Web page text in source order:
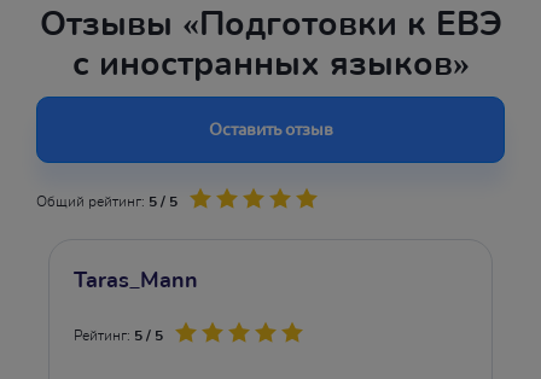
Отзывы «Подготовки к ЕВЭ
с иностранных языков»
Оставить отзыв
Общий рейтинг: 5 / 5
Taras_Mann
Рейтинг: 5 / 5